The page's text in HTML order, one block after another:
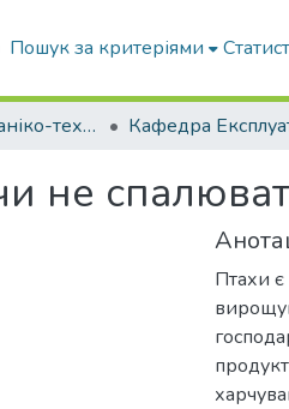
Пошук за критеріями
Факультет Механіко-технологічний
не
Птахи є